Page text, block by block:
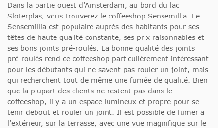
Dans la partie ouest d’Amsterdam, au bord du lac
Sloterplas, vous trouverez le coffeeshop Sensemillia. Le
Sensemillia est populaire auprès des habitants pour ses
têtes de haute qualité constante, ses prix raisonnables et
ses bons joints pré-roulés. La bonne qualité des joints
pré-roulés rend ce coffeeshop particulièrement intéressant
pour les débutants qui ne savent pas rouler un joint, mais
qui recherchent tout de même une fumée de qualité. Bien
que la plupart des clients ne restent pas dans le
coffeeshop, il y a un espace lumineux et propre pour se
tenir debout et rouler un joint. Il est possible de fumer à
l’extérieur, sur la terrasse, avec une vue magnifique sur le